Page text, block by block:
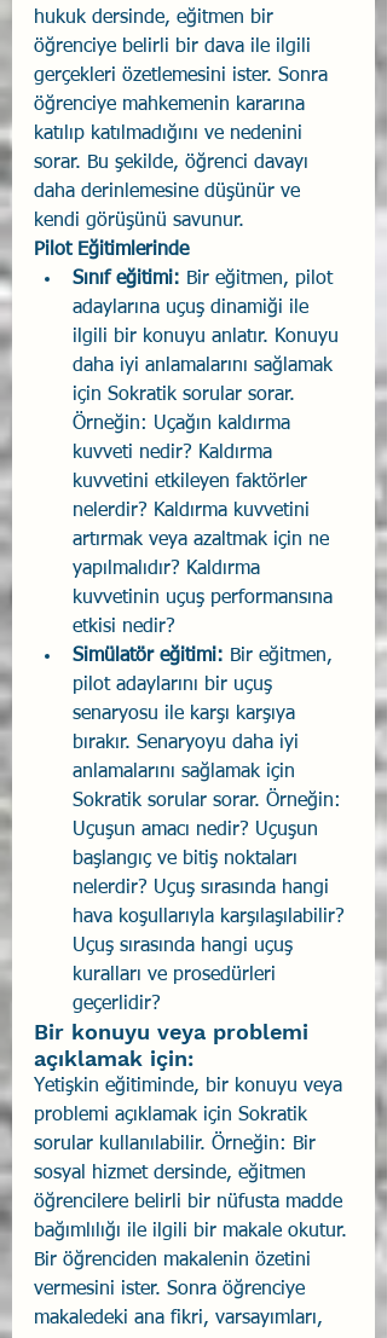
hukuk dersinde, eğitmen bir
öğrenciye belirli bir dava ile ilgili
gerçekleri özetlemesini ister. Sonra
öğrenciye mahkemenin kararına
katılıp katılmadığını ve nedenini
sorar. Bu şekilde, öğrenci davayı
daha derinlemesine düşünür ve
kendi görüşünü savunur.
Pilot Eğitimlerinde
Sınıf eğitimi: Bir eğitmen, pilot
adaylarına uçuş dinamiği ile
ilgili bir konuyu anlatır. Konuyu
daha iyi anlamalarını sağlamak
için Sokratik sorular sorar.
Örneğin: Uçağın kaldırma
kuvveti nedir? Kaldırma
kuvvetini etkileyen faktörler
nelerdir? Kaldırma kuvvetini
artırmak veya azaltmak için ne
yapılmalıdır? Kaldırma
kuvvetinin uçuş performansına
etkisi nedir?
Simülatör eğitimi: Bir eğitmen,
pilot adaylarını bir uçuş
senaryosu ile karşı karşıya
bırakır. Senaryoyu daha iyi
anlamalarını sağlamak için
Sokratik sorular sorar. Örneğin:
Uçuşun amacı nedir? Uçuşun
başlangıç ve bitiş noktaları
nelerdir? Uçuş sırasında hangi
hava koşullarıyla karşılaşılabilir?
Uçuş sırasında hangi uçuş
kuralları ve prosedürleri
geçerlidir?
Bir konuyu veya problemi
açıklamak için:
Yetişkin eğitiminde, bir konuyu veya
problemi açıklamak için Sokratik
sorular kullanılabilir. Örneğin: Bir
sosyal hizmet dersinde, eğitmen
öğrencilere belirli bir nüfusta madde
bağımlılığı ile ilgili bir makale okutur.
Bir öğrenciden makalenin özetini
vermesini ister. Sonra öğrenciye
makaledeki ana fikri, varsayımları,